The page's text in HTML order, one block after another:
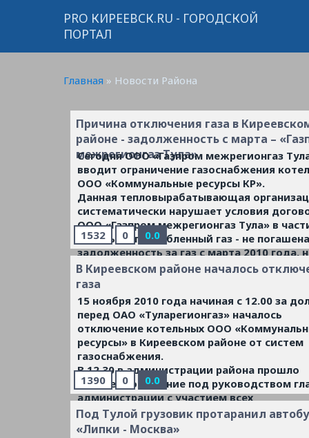
PRO КИРЕЕВСК.RU - ГОРОДСКОЙ
ПОРТАЛ
Главная » Новости Района
Причина отключения газа в
районе - задолженность с марта –
межрегионгаз Тула»
Сегодня ООО «Газпром межрегионгаз
вводит ограничение газоснабжения
ООО «Коммунальные ресурсы КР».
Данная тепловырабатывающая
систематически нарушает условия
ООО «Газпром межрегионгаз Тула» в
оплаты за потребленный газ - не погашена
задолженность за газ с марта 2010 года,
сегодняшний день она составляет 28,5
рублей.
Читать дальше »
1532 0 0.0
В Киреевском районе началось
газа
15 ноября 2010 года начиная с 12.00 за
перед ОАО «Туларегионгаз» началось
отключение котельных ООО
ресурсы» в Киреевском районе от систем
газоснабжения.
В 12.30 в администрации района прошло
рабочее совещание под руководством
администрации с участием всех
заинтересованных сторон по
ситуации и выработке решения по
1390 0 0.0
Под Тулой грузовик протаранил
«Липки - Москва»